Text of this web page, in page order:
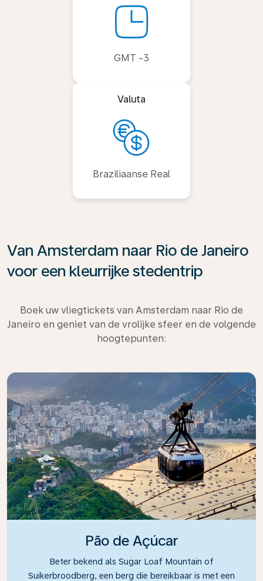
GMT -3
Valuta
Braziliaanse Real
Van Amsterdam naar Rio de Janeiro
voor een kleurrijke stedentrip
Boek uw vliegtickets van Amsterdam naar Rio de
Janeiro en geniet van de vrolijke sfeer en de volgende
hoogtepunten:
Pão de Açúcar
Beter bekend als Sugar Loaf Mountain of
Suikerbroodberg, een berg die bereikbaar is met een